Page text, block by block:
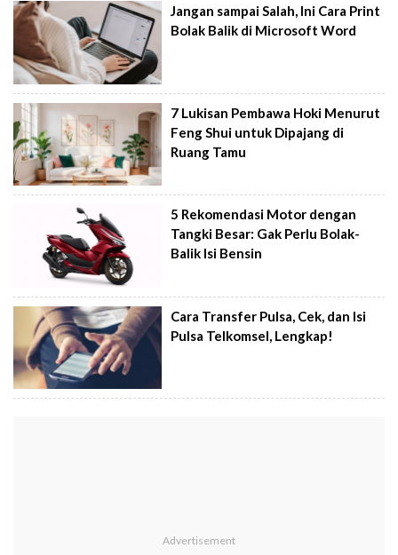
Jangan sampai Salah, Ini Cara Print
Bolak Balik di Microsoft Word
7 Lukisan Pembawa Hoki Menurut
Feng Shui untuk Dipajang di
Ruang Tamu
5 Rekomendasi Motor dengan
Tangki Besar: Gak Perlu Bolak-
Balik Isi Bensin
Cara Transfer Pulsa, Cek, dan Isi
Pulsa Telkomsel, Lengkap!